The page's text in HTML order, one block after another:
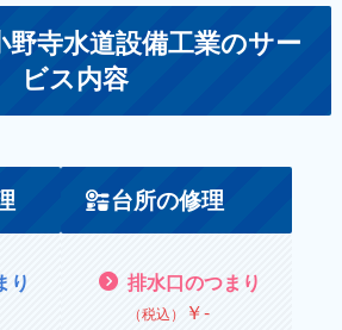
野寺水道設備工業のサー
ビス内容
り
台所の修理
排水口のつまり
（税込） ￥‐